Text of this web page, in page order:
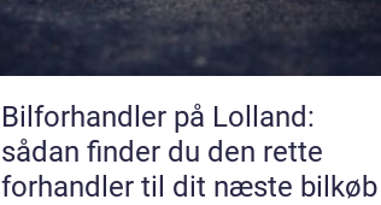
Bilforhandler på Lolland:
sådan finder du den rette
forhandler til dit næste bilkøb